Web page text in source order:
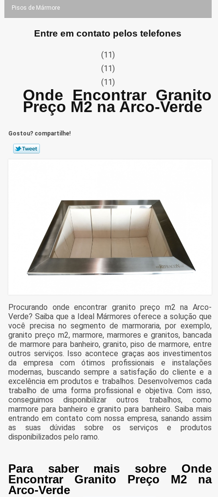
Pisos de Mármore
Entre em contato pelos telefones
(11)
(11)
(11)
Onde Encontrar Granito
Preço M2 na Arco-Verde
Gostou? compartilhe!
Procurando onde encontrar granito preço m2 na Arco-
Verde? Saiba que a Ideal Mármores oferece a solução que
você precisa no segmento de marmoraria, por exemplo,
granito preço m2, marmore, marmores e granitos, bancada
de marmore para banheiro, granito, piso de marmore, entre
outros serviços. Isso acontece graças aos investimentos
da empresa com ótimos profissionais e instalações
modernas, buscando sempre a satisfação do cliente e a
excelência em produtos e trabalhos. Desenvolvemos cada
trabalho de uma forma profissional e objetiva. Com isso,
conseguimos disponibilizar outros trabalhos, como
marmore para banheiro e granito para banheiro. Saiba mais
entrando em contato com nossa empresa, sanando assim
as suas dúvidas sobre os serviços e produtos
disponibilizados pelo ramo.
Para saber mais sobre Onde
Encontrar Granito Preço M2 na
Arco-Verde